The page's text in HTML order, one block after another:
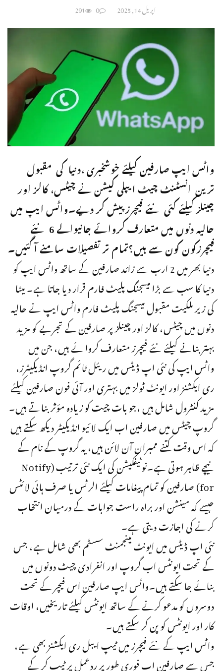
اپریل 14, 2025 0
291
واٹس ایپ صارفین کیلئے خوشخبری ،دنیا کی مقبول
ترین انسٹنٹ چیٹ ایپلی کیشن نے چیٹس، کالز اور
چینلز کیلئے کئی نئے فیچرز پیش کر دیے۔واٹس ایپ میں
حالیہ دنوں میں متعارف کروائے جانیوالے 6 نئے
فیچرزکون کون سے ہیں؟تمام تر تفصیلات سامنے آ گئیں۔
دنیا بھر میں 2 ارب سے زائد صارفین کے ساتھ واٹس ایپ کو
دنیا کا سب سے بڑا میسجنگ پلیٹ فارم قرار دیا جاتا ہے۔ میٹا
کی زیر ملکیت مقبول میسجنگ پلیٹ فارم واٹس ایپ نے حالیہ
دنوں میں چیٹس، کالز اور چینلز پر صارفین کے تجربے کو مزید
بہتر بنانے کیلئے نئے فیچرز متعارف کروا ئے ہیں، جن میں
واٹس ایپ کی نئی اپ ڈیٹس میں ریئل ٹائم گروپ انڈیکیٹرز،
ری ایکشنز اور ایونٹ ٹولز میں بہتری اور آئی فون صارفین کیلئے
مزید کنٹرول شامل ہیں ،جو بات چیت کو زیادہ مؤثر بناتے ہیں۔
گروپ چیٹس میں صارفین اب ایک لائیو انڈیکیٹر دیکھ سکتے ہیں
کہ اس وقت کتنے ممبران آن لائن ہیں، یہ گروپ کے نام کے
نیچے ظاہر ہوتی ہے۔نوٹیفکیشن کی ایک نئی ترتیب (Notify
for) صارفین کو تمام پیغامات کیلئے الرٹس یا صرف ہائی لائٹس
جیسے کہ مینشن اور براہ راست جوابات کے درمیان انتخاب
کرنے کی اجازت دیتی ہے۔
نئی اپ ڈیٹس میں ایونٹ مینجمنٹ سسٹم بھی شامل ہے، جس
کے تحت ایونٹس اب گروپ اور انفرادی چیٹ دونوں میں
بنائے جا سکتے ہیں۔واٹس ایپ صارفین اس فیچر کے تحت
دوسروں کو مدعو کرنے کے ساتھ ایونٹس کیلئے تاریخیں، اوقات
کار اور ایونٹس کو پن کر سکتے ہیں۔
واٹس ایپ کے نئے فیچرز میں ٹیپ ایبل ری ایکشنز بھی ہے،
جس سے صارفین اب فوری طور پر ردعمل پر ٹیپ کر کے